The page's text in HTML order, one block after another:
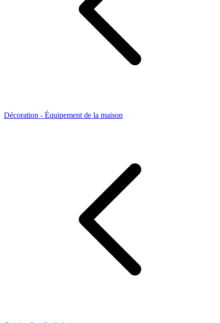
Décoration - Équipement de la maison